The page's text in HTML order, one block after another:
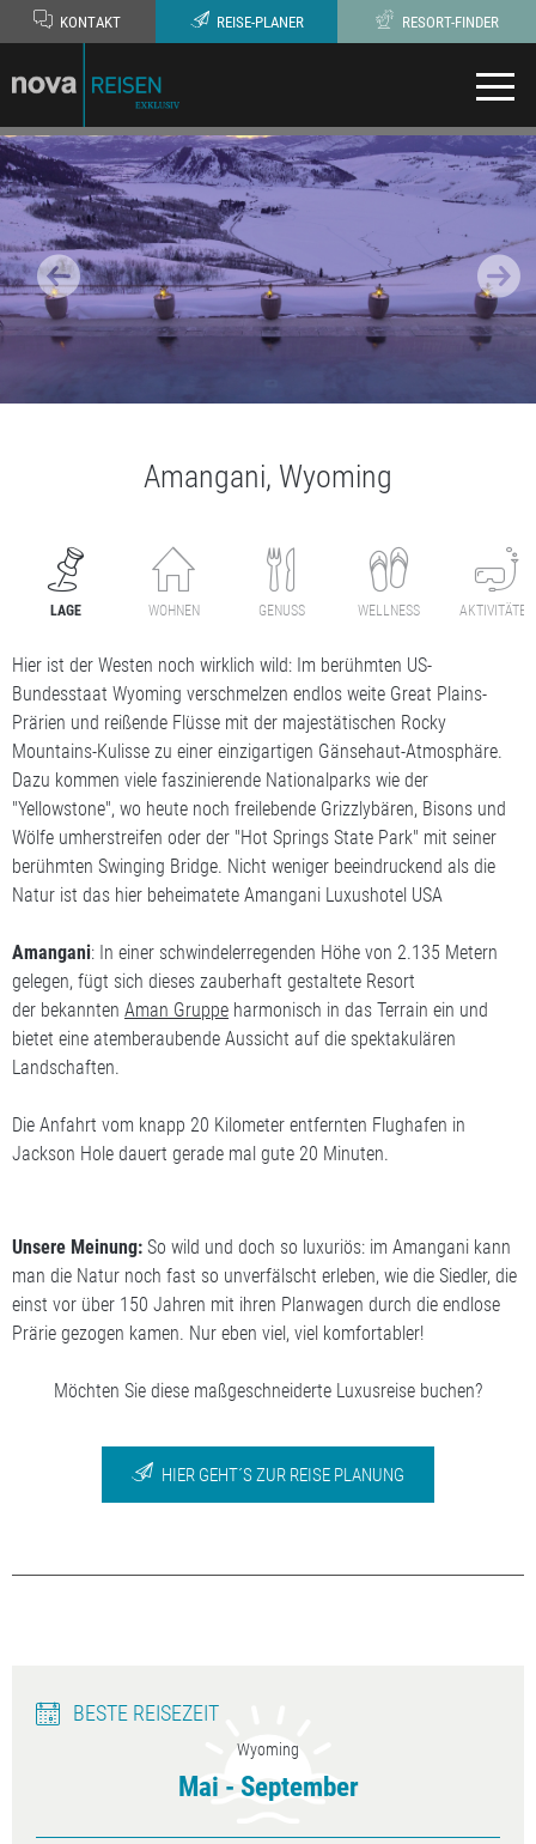
KONTAKT REISE-PLANER RESORT-FINDER
Amangani, Wyoming
LAGE WOHNEN GENUSS WELLNESS AKTIVITÄTEN
Hier ist der Westen noch wirklich wild: Im berühmten US-
Bundesstaat Wyoming verschmelzen endlos weite Great Plains-
Prärien und reißende Flüsse mit der majestätischen Rocky
Mountains-Kulisse zu einer einzigartigen Gänsehaut-Atmosphäre.
Dazu kommen viele faszinierende Nationalparks wie der
"Yellowstone", wo heute noch freilebende Grizzlybären, Bisons und
Wölfe umherstreifen oder der "Hot Springs State Park" mit seiner
berühmten Swinging Bridge. Nicht weniger beeindruckend als die
Natur ist das hier beheimatete Amangani Luxushotel USA
Amangani: In einer schwindelerregenden Höhe von 2.135 Metern
gelegen, fügt sich dieses zauberhaft gestaltete Resort
der bekannten Aman Gruppe harmonisch in das Terrain ein und
bietet eine atemberaubende Aussicht auf die spektakulären
Landschaften.
Die Anfahrt vom knapp 20 Kilometer entfernten Flughafen in
Jackson Hole dauert gerade mal gute 20 Minuten.
Unsere Meinung: So wild und doch so luxuriös: im Amangani kann
man die Natur noch fast so unverfälscht erleben, wie die Siedler, die
einst vor über 150 Jahren mit ihren Planwagen durch die endlose
Prärie gezogen kamen. Nur eben viel, viel komfortabler!
Möchten Sie diese maßgeschneiderte Luxusreise buchen?
HIER GEHT´S ZUR REISE PLANUNG
BESTE REISEZEIT
Wyoming
Mai - September